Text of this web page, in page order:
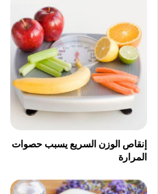
إنقاص الوزن السريع يسبب حصوات
المرارة